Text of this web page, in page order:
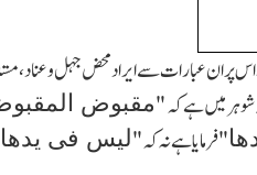
عبارات سے ایراد محض جہل
شوہر میں ہے کہ "مقبوض
" فرمایا ہے نہ کہ "لیس فی یدھا